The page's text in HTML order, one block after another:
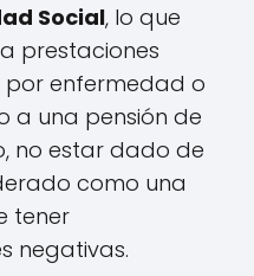
Social, lo que
prestaciones
enfermedad o
a una pensión de
no estar dado de
como una
tener
negativas.